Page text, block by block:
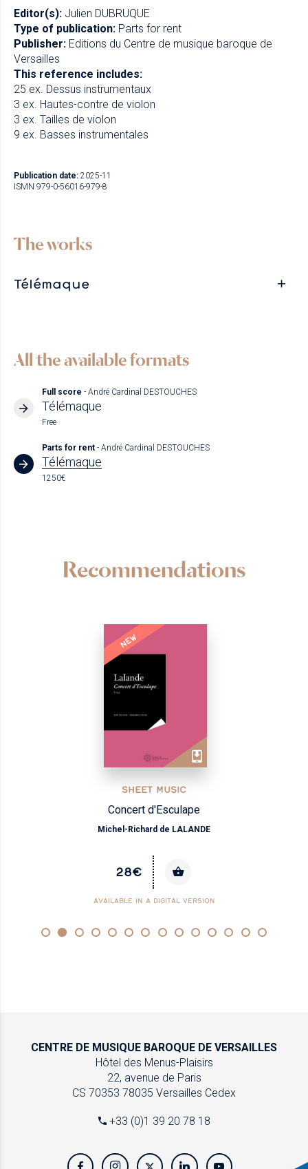
Editor(s): Julien DUBRUQUE
Type of publication: Parts for rent
Publisher: Editions du Centre de musique baroque de
Versailles
This reference includes:
25 ex. Dessus instrumentaux
3 ex. Hautes-contre de violon
3 ex. Tailles de violon
9 ex. Basses instrumentales
Publication date: 2025-11
ISMN 979-0-56016-979-8
The works
Télémaque
All the available formats
Full score - André Cardinal DESTOUCHES
Télémaque
Free
Parts for rent - André Cardinal DESTOUCHES
Télémaque
1250€
Recommendations
NEW
SHEET MUSIC
Concert d'Esculape
Michel-Richard de LALANDE
28€
AVAILABLE IN A DIGITAL VERSION
CENTRE DE MUSIQUE BAROQUE DE VERSAILLES
Hôtel des Menus-Plaisirs
22, avenue de Paris
CS 70353 78035 Versailles Cedex
+33 (0)1 39 20 78 18